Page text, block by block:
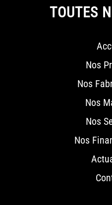
TOUTES
Nos
Nos
Nos
Nos
Nos